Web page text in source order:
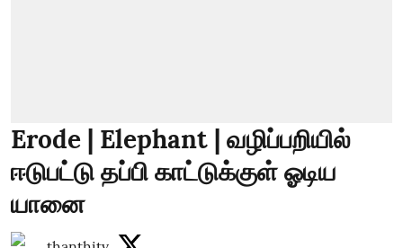
Erode | Elephant | வழிப்பறியில்
ஈடுபட்டு தப்பி காட்டுக்குள் ஓடிய
யானை